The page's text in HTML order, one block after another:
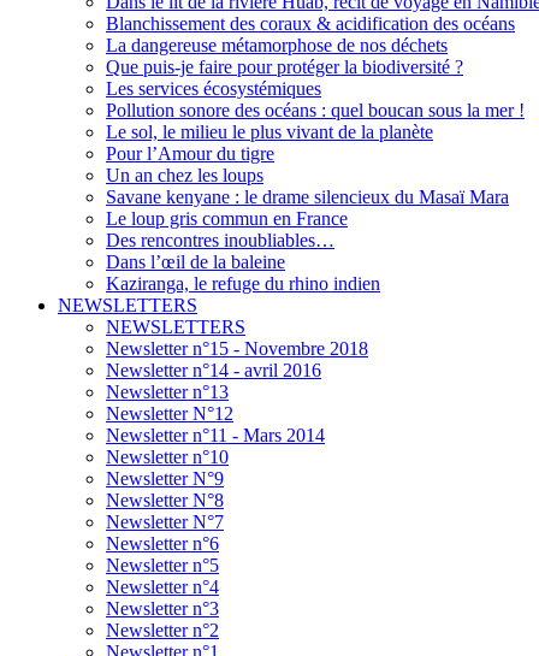
Blanchissement des coraux & acidification des océans
La dangereuse métamorphose de nos déchets
Que puis-je faire pour protéger la biodiversité ?
Les services écosystémiques
Pollution sonore des océans : quel boucan sous la mer !
Le sol, le milieu le plus vivant de la planète
Pour l’Amour du tigre
Un an chez les loups
Savane kenyane : le drame silencieux du Masaï Mara
Le loup gris commun en France
Des rencontres inoubliables…
Dans l’œil de la baleine
Kaziranga, le refuge du rhino indien
NEWSLETTERS
NEWSLETTERS
Newsletter n°15 - Novembre 2018
Newsletter n°14 - avril 2016
Newsletter n°13
Newsletter N°12
Newsletter n°11 - Mars 2014
Newsletter n°10
Newsletter N°9
Newsletter N°8
Newsletter N°7
Newsletter n°6
Newsletter n°5
Newsletter n°4
Newsletter n°3
Newsletter n°2
Newsletter n°1